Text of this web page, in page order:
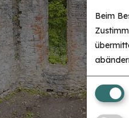
Beim